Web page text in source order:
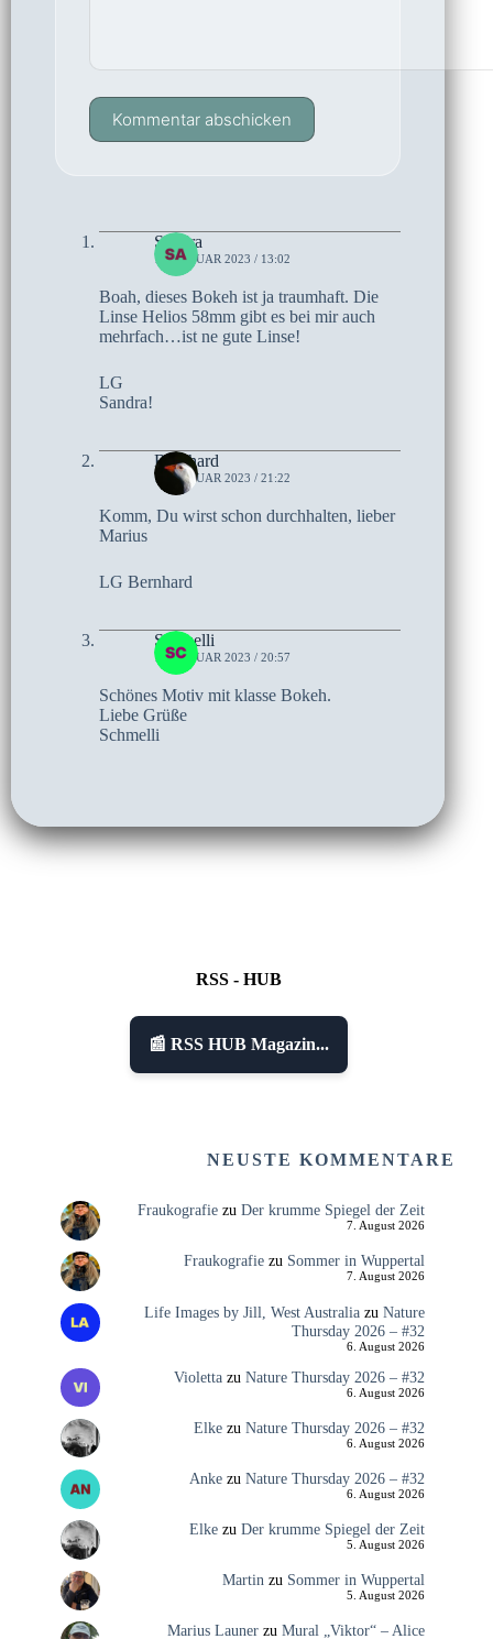
Kommentar abschicken
Sandra
14. JANUAR 2023 / 13:02
Boah, dieses Bokeh ist ja traumhaft. Die
Linse Helios 58mm gibt es bei mir auch
mehrfach…ist ne gute Linse!
LG
Sandra!
Bernhard
11. JANUAR 2023 / 21:22
Komm, Du wirst schon durchhalten, lieber
Marius
LG Bernhard
Schmelli
10. JANUAR 2023 / 20:57
Schönes Motiv mit klasse Bokeh.
Liebe Grüße
Schmelli
RSS - HUB
📰 RSS HUB Magazin...
NEUSTE KOMMENTARE
Fraukografiezu Der krumme Spiegel der Zeit
7. August 2026
Fraukografiezu Sommer in Wuppertal
7. August 2026
Life Images by Jill, West Australiazu Nature
Thursday 2026 – #32
6. August 2026
Violettazu Nature Thursday 2026 – #32
6. August 2026
Elkezu Nature Thursday 2026 – #32
6. August 2026
Ankezu Nature Thursday 2026 – #32
6. August 2026
Elkezu Der krumme Spiegel der Zeit
5. August 2026
Martinzu Sommer in Wuppertal
5. August 2026
Marius Launerzu Mural „Viktor“ – Alice